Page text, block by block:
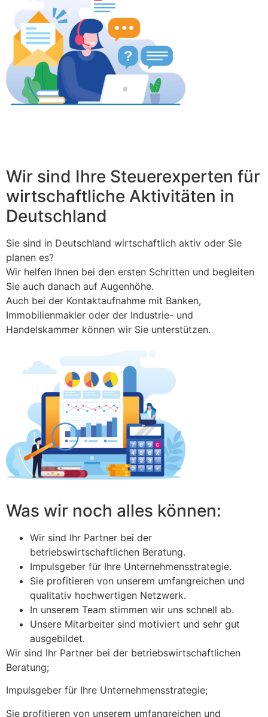
Wir sind Ihre Steuerexperten für
wirtschaftliche Aktivitäten in
Deutschland
Sie sind in Deutschland wirtschaftlich aktiv oder Sie
planen es?
Wir helfen Ihnen bei den ersten Schritten und begleiten
Sie auch danach auf Augenhöhe.
Auch bei der Kontaktaufnahme mit Banken,
Immobilienmakler oder der Industrie- und
Handelskammer können wir Sie unterstützen.
Was wir noch alles können:
Wir sind Ihr Partner bei der
betriebswirtschaftlichen Beratung.
Impulsgeber für Ihre Unternehmensstrategie.
Sie profitieren von unserem umfangreichen und
qualitativ hochwertigen Netzwerk.
In unserem Team stimmen wir uns schnell ab.
Unsere Mitarbeiter sind motiviert und sehr gut
ausgebildet.
Wir sind Ihr Partner bei der betriebswirtschaftlichen
Beratung;
Impulsgeber für Ihre Unternehmensstrategie;
Sie profitieren von unserem umfangreichen und